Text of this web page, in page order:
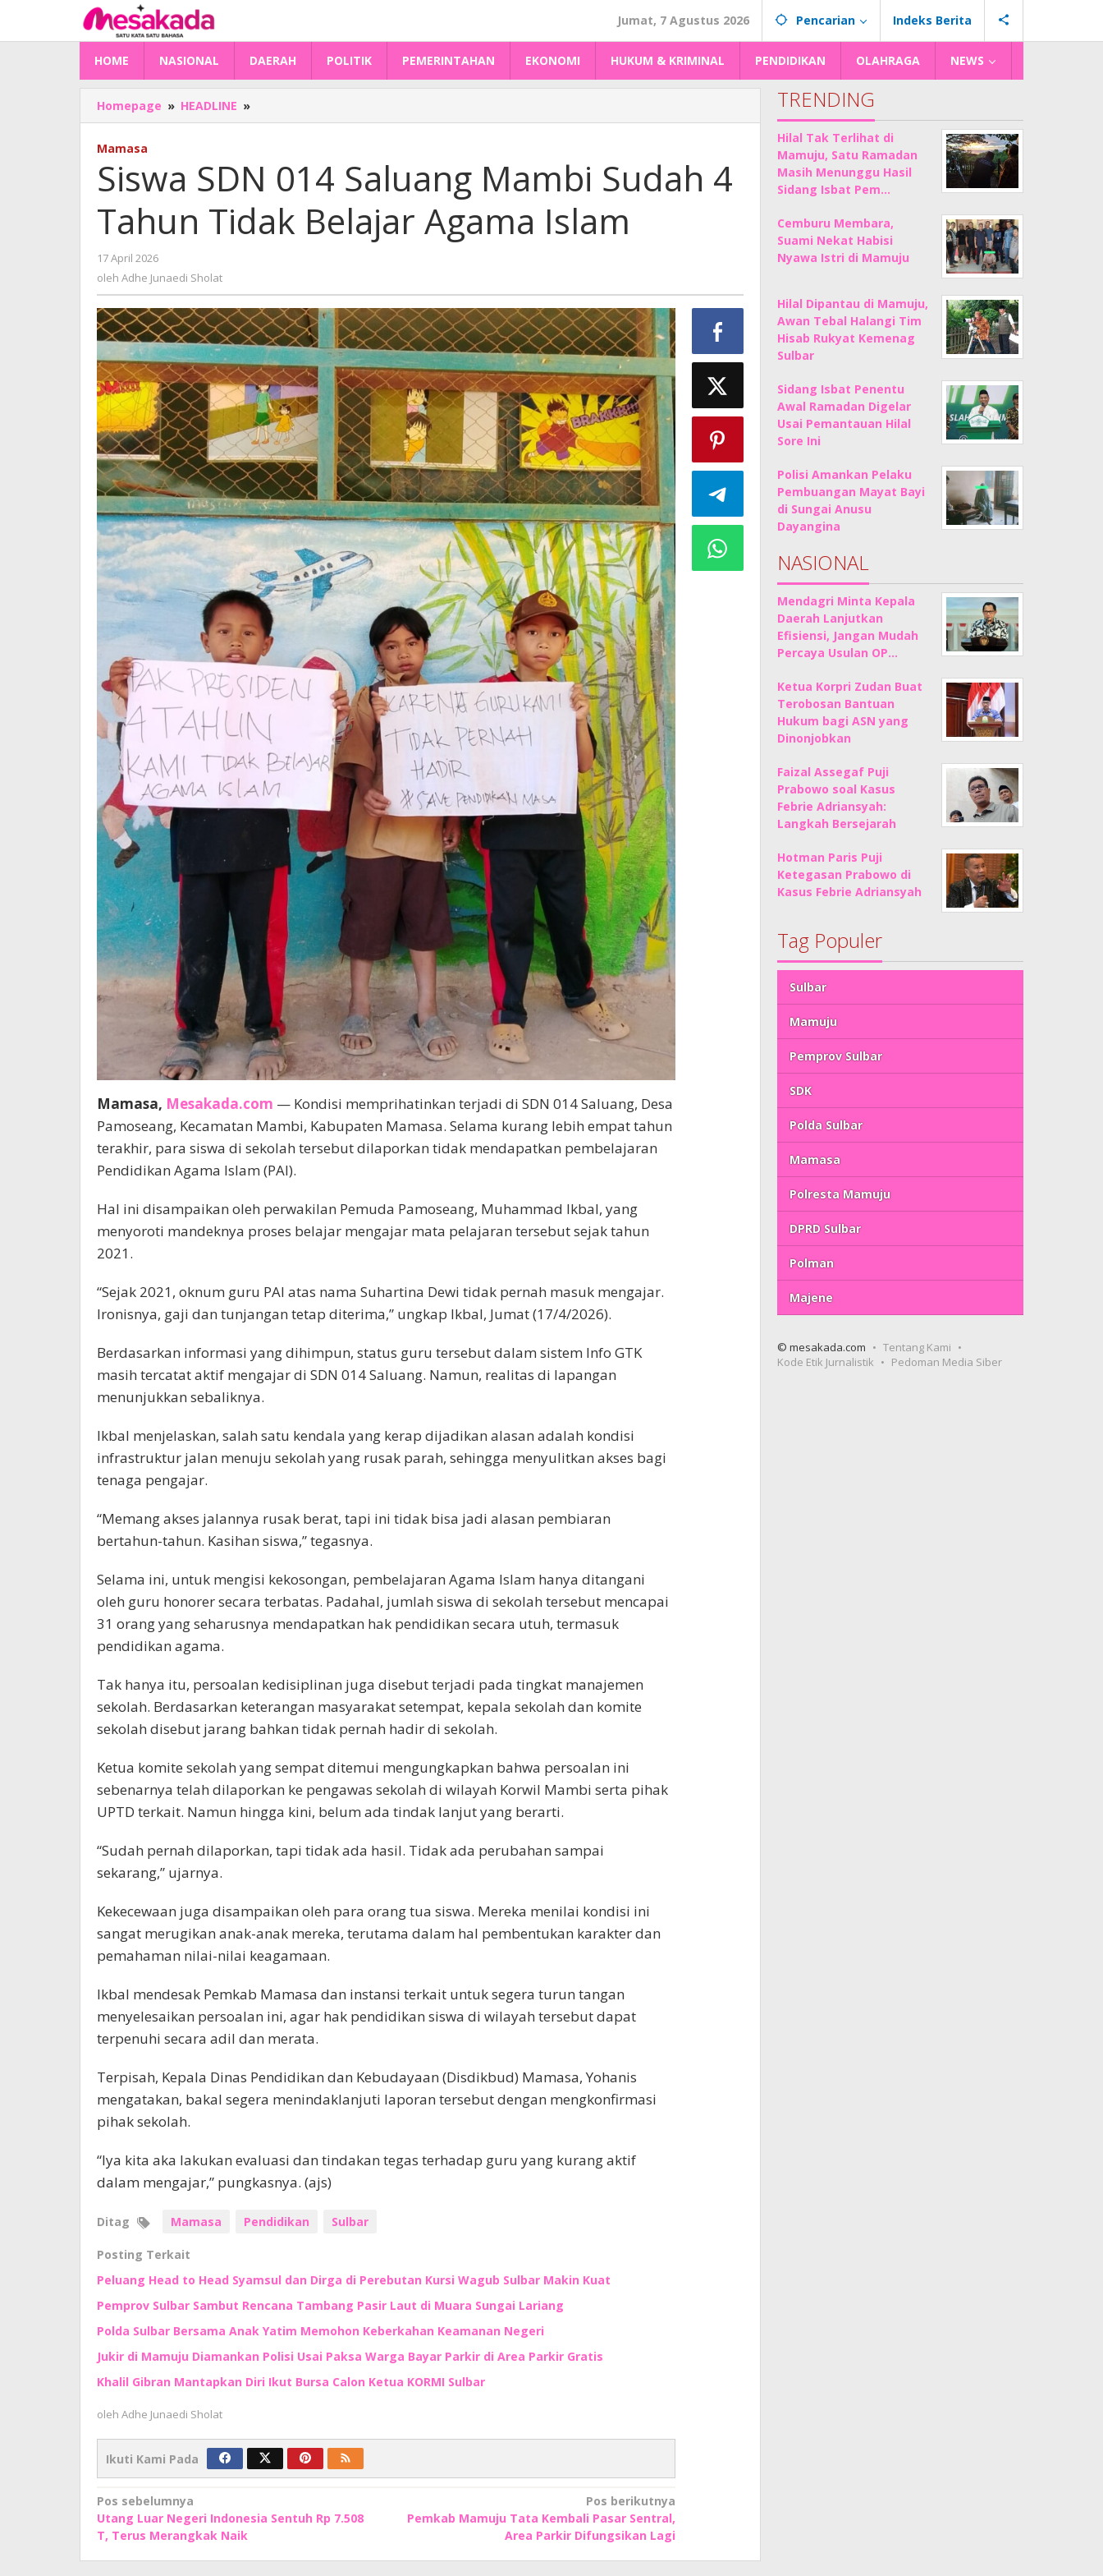
konten
Jumat, 7 Agustus 2026 Pencarian Indeks Berita
HOME NASIONAL DAERAH POLITIK PEMERINTAHAN EKONOMI HUKUM & KRIMINAL PENDIDIKAN OLAHRAGA NEWS
Homepage » HEADLINE »
SDN
Mambi
Sudah
4
Tahun
Islam
Mamasa
Siswa SDN 014 Saluang Mambi Sudah 4
Tahun Tidak Belajar Agama Islam
17 April 2026
Adhe
oleh Adhe Junaedi Sholat
Mamasa, Mesakada.com — Kondisi memprihatinkan terjadi di SDN 014 Saluang, Desa
Pamoseang, Kecamatan Mambi, Kabupaten Mamasa. Selama kurang lebih empat tahun
terakhir, para siswa di sekolah tersebut dilaporkan tidak mendapatkan pembelajaran
Pendidikan Agama Islam (PAI).
Hal ini disampaikan oleh perwakilan Pemuda Pamoseang, Muhammad Ikbal, yang
menyoroti mandeknya proses belajar mengajar mata pelajaran tersebut sejak tahun
2021.
“Sejak 2021, oknum guru PAI atas nama Suhartina Dewi tidak pernah masuk mengajar.
Ironisnya, gaji dan tunjangan tetap diterima,” ungkap Ikbal, Jumat (17/4/2026).
Berdasarkan informasi yang dihimpun, status guru tersebut dalam sistem Info GTK
masih tercatat aktif mengajar di SDN 014 Saluang. Namun, realitas di lapangan
menunjukkan sebaliknya.
Ikbal menjelaskan, salah satu kendala yang kerap dijadikan alasan adalah kondisi
infrastruktur jalan menuju sekolah yang rusak parah, sehingga menyulitkan akses bagi
tenaga pengajar.
“Memang akses jalannya rusak berat, tapi ini tidak bisa jadi alasan pembiaran
bertahun-tahun. Kasihan siswa,” tegasnya.
Selama ini, untuk mengisi kekosongan, pembelajaran Agama Islam hanya ditangani
oleh guru honorer secara terbatas. Padahal, jumlah siswa di sekolah tersebut mencapai
31 orang yang seharusnya mendapatkan hak pendidikan secara utuh, termasuk
pendidikan agama.
Tak hanya itu, persoalan kedisiplinan juga disebut terjadi pada tingkat manajemen
sekolah. Berdasarkan keterangan masyarakat setempat, kepala sekolah dan komite
sekolah disebut jarang bahkan tidak pernah hadir di sekolah.
Ketua komite sekolah yang sempat ditemui mengungkapkan bahwa persoalan ini
sebenarnya telah dilaporkan ke pengawas sekolah di wilayah Korwil Mambi serta pihak
UPTD terkait. Namun hingga kini, belum ada tindak lanjut yang berarti.
“Sudah pernah dilaporkan, tapi tidak ada hasil. Tidak ada perubahan sampai
sekarang,” ujarnya.
Kekecewaan juga disampaikan oleh para orang tua siswa. Mereka menilai kondisi ini
sangat merugikan anak-anak mereka, terutama dalam hal pembentukan karakter dan
pemahaman nilai-nilai keagamaan.
Ikbal mendesak Pemkab Mamasa dan instansi terkait untuk segera turun tangan
menyelesaikan persoalan ini, agar hak pendidikan siswa di wilayah tersebut dapat
terpenuhi secara adil dan merata.
Terpisah, Kepala Dinas Pendidikan dan Kebudayaan (Disdikbud) Mamasa, Yohanis
mengatakan, bakal segera menindaklanjuti laporan tersebut dengan mengkonfirmasi
pihak sekolah.
“Iya kita aka lakukan evaluasi dan tindakan tegas terhadap guru yang kurang aktif
dalam mengajar,” pungkasnya. (ajs)
Ditag Mamasa Pendidikan Sulbar
Posting Terkait
Peluang Head to Head Syamsul dan Dirga di Perebutan Kursi Wagub Sulbar Makin Kuat
Pemprov Sulbar Sambut Rencana Tambang Pasir Laut di Muara Sungai Lariang
Polda Sulbar Bersama Anak Yatim Memohon Keberkahan Keamanan Negeri
Jukir di Mamuju Diamankan Polisi Usai Paksa Warga Bayar Parkir di Area Parkir Gratis
Khalil Gibran Mantapkan Diri Ikut Bursa Calon Ketua KORMI Sulbar
oleh Adhe Junaedi Sholat
Ikuti Kami Pada
Navigasi
pos
Pos sebelumnya
Utang Luar Negeri Indonesia Sentuh Rp 7.508
T, Terus Merangkak Naik
Pos berikutnya
Pemkab Mamuju Tata Kembali Pasar Sentral,
Area Parkir Difungsikan Lagi
TRENDING
Hilal Tak Terlihat di
Mamuju, Satu Ramadan
Masih Menunggu Hasil
Sidang Isbat Pem…
Cemburu Membara,
Suami Nekat Habisi
Nyawa Istri di Mamuju
Hilal Dipantau di Mamuju,
Awan Tebal Halangi Tim
Hisab Rukyat Kemenag
Sulbar
Sidang Isbat Penentu
Awal Ramadan Digelar
Usai Pemantauan Hilal
Sore Ini
Polisi Amankan Pelaku
Pembuangan Mayat Bayi
di Sungai Anusu
Dayangina
NASIONAL
Mendagri Minta Kepala
Daerah Lanjutkan
Efisiensi, Jangan Mudah
Percaya Usulan OP…
Ketua Korpri Zudan Buat
Terobosan Bantuan
Hukum bagi ASN yang
Dinonjobkan
Faizal Assegaf Puji
Prabowo soal Kasus
Febrie Adriansyah:
Langkah Bersejarah
Hotman Paris Puji
Ketegasan Prabowo di
Kasus Febrie Adriansyah
Tag Populer
Sulbar
Mamuju
Pemprov Sulbar
SDK
Polda Sulbar
Mamasa
Polresta Mamuju
DPRD Sulbar
Polman
Majene
© mesakada.com
Tentang Kami
Kode Etik Jurnalistik
Pedoman Media Siber